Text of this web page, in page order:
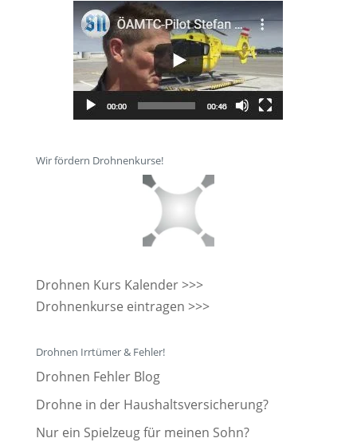
Wir fördern Drohnenkurse!
Drohnen Kurs Kalender >>>
Drohnenkurse eintragen >>>
Drohnen Irrtümer & Fehler!
Drohnen Fehler Blog
Drohne in der Haushaltsversicherung?
Nur ein Spielzeug für meinen Sohn?